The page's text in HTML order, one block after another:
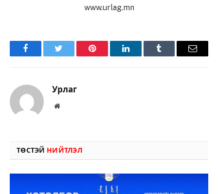
www.urlag.mn
FacebookTwitter Pinterest LinkedInTumblr Имэйл
Урлаг
Вэбсайт
ТӨСТЭЙ НИЙТЛЭЛ